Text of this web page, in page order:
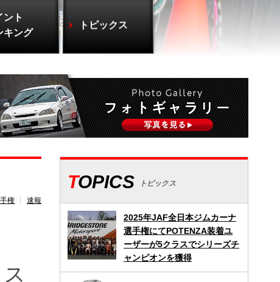
ント
キング
トピックス
権 速報
TOPICS トピックス
2025年JAF全日本ジムカーナ
選手権にてPOTENZA装着ユ
ーザーが5クラスでシリーズチ
ャンピオンを獲得